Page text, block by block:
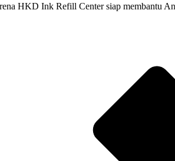
HKD Ink Refill Center siap membantu